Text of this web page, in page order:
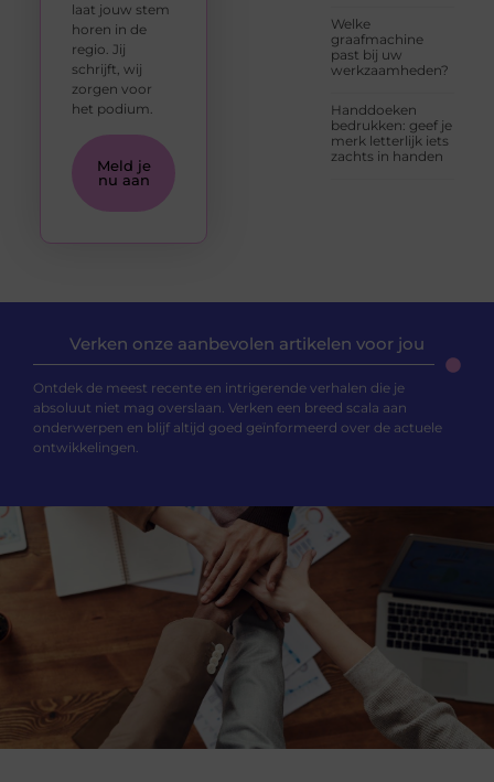
Welke
graafmachine
past bij uw
werkzaamheden?
Handdoeken
bedrukken: geef je
merk letterlijk iets
zachts in handen
laat jouw stem
horen in de
regio. Jij
schrijft, wij
zorgen voor
het podium.
Meld je
nu aan
Verken onze aanbevolen artikelen voor jou
Ontdek de meest recente en intrigerende verhalen die je
absoluut niet mag overslaan. Verken een breed scala aan
onderwerpen en blijf altijd goed geïnformeerd over de actuele
ontwikkelingen.